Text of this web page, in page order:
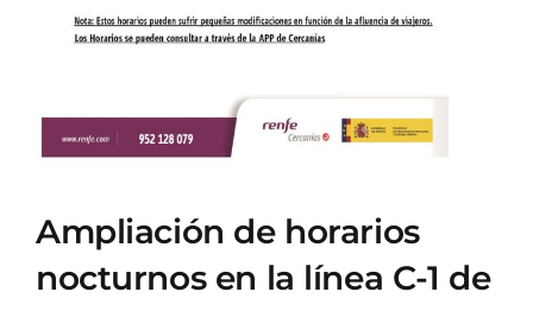
Ampliación de horarios
nocturnos en la línea C-1 de